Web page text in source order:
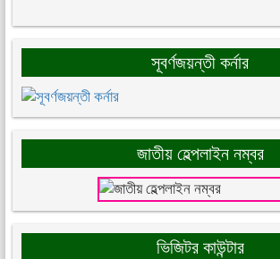
সূবর্ণজয়ন্তী কর্নার
জাতীয় হেল্পলাইন নম্বর
ভিজিটর কাউন্টার